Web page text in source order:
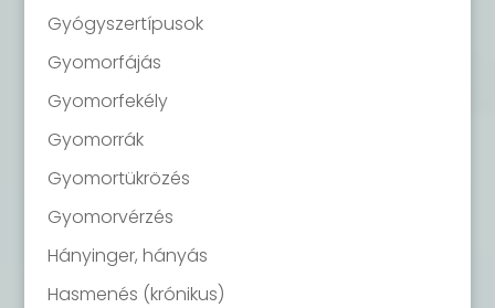
Gyógyszertípusok
Gyomorfájás
Gyomorfekély
Gyomorrák
Gyomortükrözés
Gyomorvérzés
Hányinger, hányás
Hasmenés (krónikus)